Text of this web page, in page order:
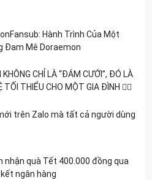
Hành Trình Của Một
Đam Mê Doraemon
KHÔNG CHỈ LÀ “ĐÁM CƯỚI”, ĐÓ LÀ
TỐI THIỂU CHO MỘT GIA ĐÌNH 🏳️‍🌈
trên Zalo mà tất cả người dùng
nhận quà Tết 400.000 đồng qua
kết ngân hàng